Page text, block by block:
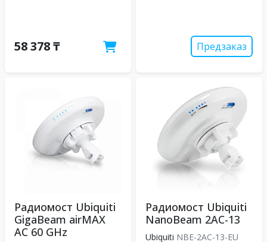
58 378 ₸ Предзаказ
Радиомост Ubiquiti
GigaBeam airMAX
AC 60 GHz
Радиомост Ubiquiti
NanoBeam 2AC-13
Ubiquiti NBE-2AC-13-EU